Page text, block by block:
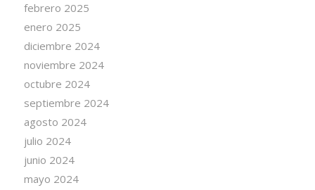
febrero 2025
enero 2025
diciembre 2024
noviembre 2024
octubre 2024
septiembre 2024
agosto 2024
julio 2024
junio 2024
mayo 2024